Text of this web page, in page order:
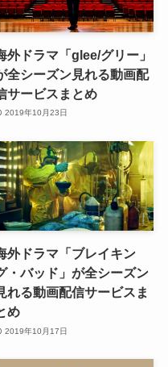
外ドラマ「glee/グリー」
全シーズン見れる動画配
サービスまとめ
2019年10月23日
外ドラマ「ブレイキン
・バッド」が全シーズン
れる動画配信サービスま
め
2019年10月17日